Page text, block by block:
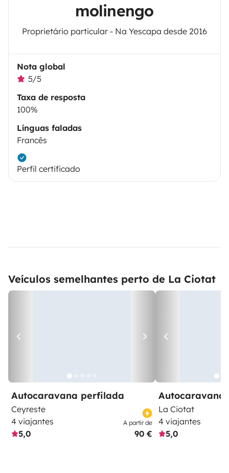
molinengo
Proprietário particular - Na Yescapa desde 2016
Nota global
5/5
Taxa de resposta
100%
Línguas faladas
Francês
Perfil certificado
Veículos semelhantes perto de La Ciotat
Autocaravana perfilada
Ceyreste
4 viajantes
5,0
A partir de
90 €
La Ciotat
4 viajantes
5,0